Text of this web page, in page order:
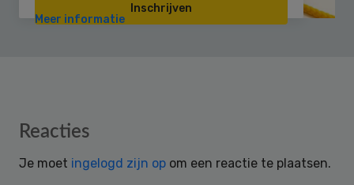
Inschrijven
Meer informatie
Reader
Reacties
Je moet ingelogd zijn op om een reactie te plaatsen.